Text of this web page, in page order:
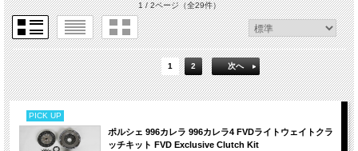
1 / 2ページ（全29件）
1 2 次へ
PICK UP
ポルシェ 996カレラ 996カレラ4 FVDライトウェイトクラ
ッチキット FVD Exclusive Clutch Kit